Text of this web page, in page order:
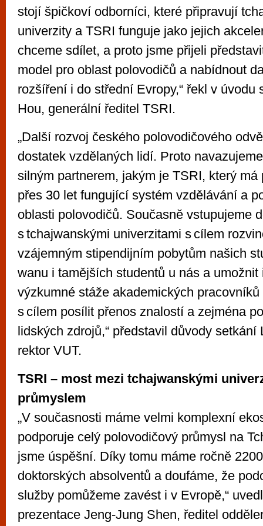
stojí špičkoví odborníci, které připravují
univerzity a TSRI funguje jako jejich
chceme sdílet, a proto jsme přijeli
model pro oblast polovodičů a nabídnout
rozšíření i do střední Evropy,“ řekl v úvodu
Hou, generální ředitel TSRI.
„Další rozvoj českého polovodičového
dostatek vzdělaných lidí. Proto
silným partnerem, jakým je TSRI, který má
přes 30 let fungující systém vzdělávání a
oblasti polovodičů. Současně vstupujeme
s tchajwanskými univerzitami s cílem
vzájemným stipendijním pobytům našich
wanu i tamějších studentů u nás a umožnit
výzkumné stáže akademických
s cílem posílit přenos znalostí a zejména
lidských zdrojů,“ představil důvody setkání
rektor VUT.
TSRI – most mezi tchajwanskými
průmyslem
„V současnosti máme velmi komplexní
podporuje celý polovodičový průmysl na
jsme úspěšní. Díky tomu máme ročně
doktorských absolventů a doufáme, že
služby pomůžeme zavést i v Evropě,“
prezentace Jeng-Jung Shen, ředitel